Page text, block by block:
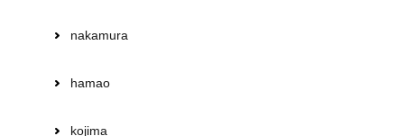
nakamura
hamao
kojima